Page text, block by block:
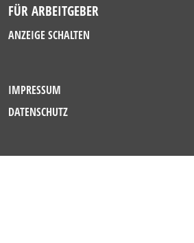
FÜR ARBEITGEBER
ANZEIGE SCHALTEN
IMPRESSUM
DATENSCHUTZ